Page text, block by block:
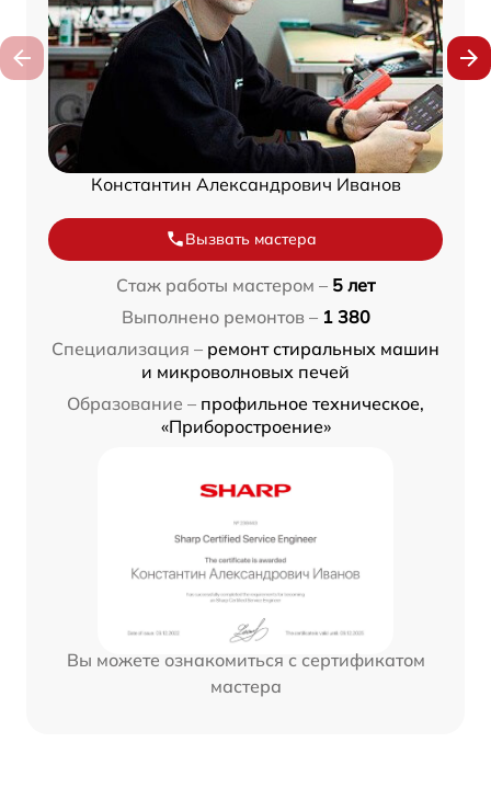
Константин Александрович Иванов
Вызвать мастера
Стаж работы мастером – 5 лет
Выполнено ремонтов – 1 380
Специализация – ремонт стиральных машин
и микроволновых печей
Образование – профильное техническое,
«Приборостроение»
Вы можете ознакомиться с сертификатом
мастера